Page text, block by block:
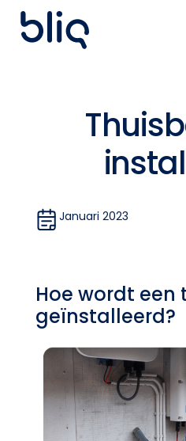
Januari 2023
Hoe wordt
geïnstalleerd?